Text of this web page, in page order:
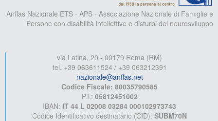
Anffas Nazionale ETS - APS - Associazione Nazionale di Famiglie e
Persone con disabilità intellettive e disturbi del neurosviluppo
via Latina, 20 - 00179 Roma (RM)
tel. +39 063611524 / +39 063212391
nazionale@anffas.net
Codice Fiscale: 80035790585
P.I.: 05812451002
IBAN: IT 44 L 02008 03284 000102973743
Codice Identificativo destinatario (CID): SUBM70N